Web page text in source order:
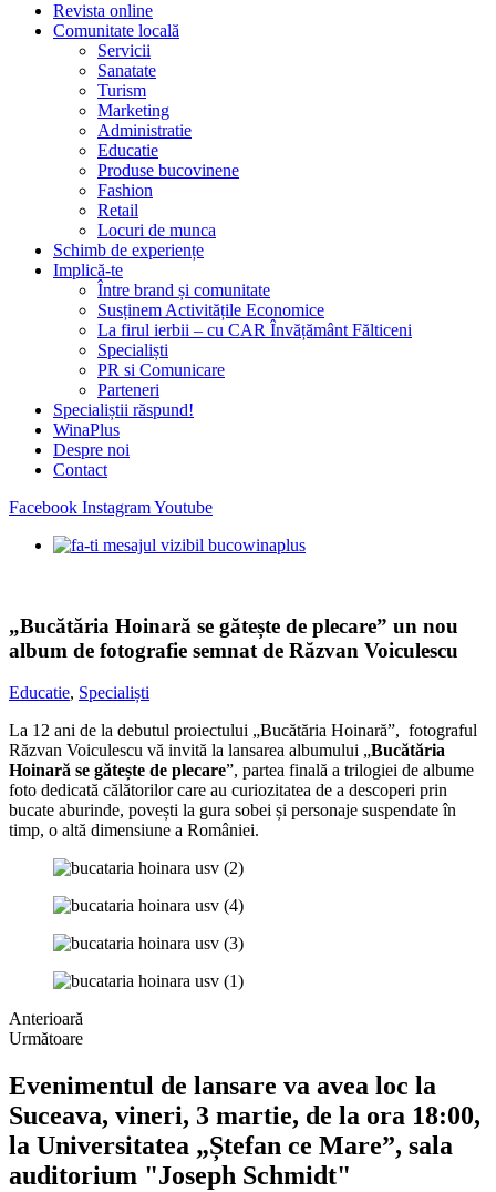
Revista online
Comunitate locală
Servicii
Sanatate
Turism
Marketing
Administratie
Educatie
Produse bucovinene
Fashion
Retail
Locuri de munca
Schimb de experiențe
Implică-te
Între brand și comunitate
Susținem Activitățile Economice
La firul ierbii – cu CAR Învățământ Fălticeni
Specialiști
PR si Comunicare
Parteneri
Specialiștii răspund!
WinaPlus
Despre noi
Contact
Facebook InstagramYoutube
„Bucătăria Hoinară se gătește de plecare” un nou
album de fotografie semnat de Răzvan Voiculescu
Educatie, Specialiști
La 12 ani de la debutul proiectului „Bucătăria Hoinară”, fotograful
Răzvan Voiculescu vă invită la lansarea albumului „Bucătăria
Hoinară se gătește de plecare”, partea finală a trilogiei de albume
foto dedicată călătorilor care au curiozitatea de a descoperi prin
bucate aburinde, povești la gura sobei și personaje suspendate în
timp, o altă dimensiune a României.
Anterioară
Următoare
Evenimentul de lansare va avea loc la
Suceava, vineri, 3 martie, de la ora 18:00,
la Universitatea „Ștefan ce Mare”, sala
auditorium "Joseph Schmidt"